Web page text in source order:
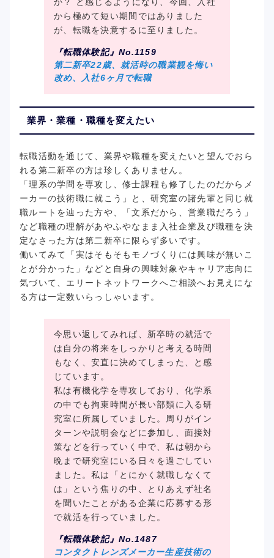
から極めて短い期間ではありました
が、転職を決意するに至りました。
『転職体験記』No.1159
第二新卒22歳、就活時の職業観を悔い
改め、入社6ヶ月で転職
業界・業種・職種を変えたい
転職活動を通じて、業界や職種を変えたいと望んでおら
れる第二新卒の方は珍しくありません。
「理系の学問を専攻し、修士課程も修了したのだからメ
ーカーの技術職に就こう」と、研究室の諸先輩と同じ就
職ルートを辿った方や、「文系だから、営業職だろう」
など職種の理解があやふやなまま入社企業及び職種を決
定なさった方は第二新卒に限らず多いです。
働いてみて「実はそもそもモノづくりには興味が無いこ
とが分かった」などと自身の興味対象やキャリア志向に
気づいて、エリートネットワークへご相談へお見えにな
る方は一定数いらっしゃいます。
今思い返してみれば、新卒時の就活で
は自分の将来をしっかりと考える時間
もなく、安直に決めてしまった、と感
じています。
私は有機化学を専攻しており、化学系
の中でも拘束時間が長い部類に入る研
究室に所属していました。周りがイン
ターンや説明会などに参加し、面接対
策などを行っていく中で、私は朝から
晩まで研究室にいる日々を過ごしてい
ました。私は「とにかく就職しなくて
は」という焦りの中、とりあえず社名
を聞いたことがある企業に応募する形
で就活を行っていました。
『転職体験記』No.1487
コンタクトレンズメーカー生産技術の